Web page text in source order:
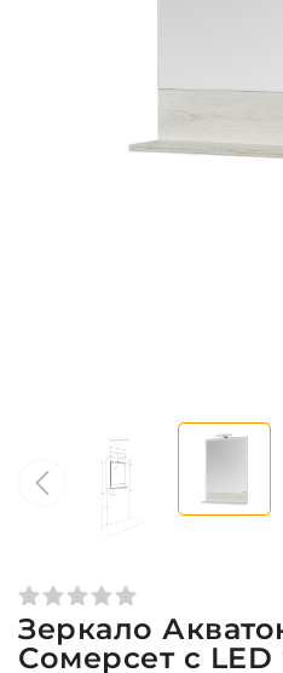
Зеркало
Сомерсет с LED